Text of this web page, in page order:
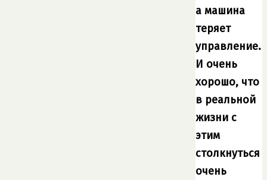
а машина
теряет
управление.
И очень
хорошо, что
в реальной
жизни с
этим
столкнуться
очень